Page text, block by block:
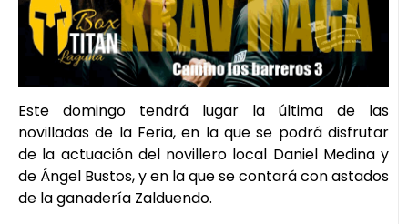
Este domingo tendrá lugar la última de las
novilladas de la Feria, en la que se podrá disfrutar
de la actuación del novillero local Daniel Medina y
de Ángel Bustos, y en la que se contará con astados
de la ganadería Zalduendo.